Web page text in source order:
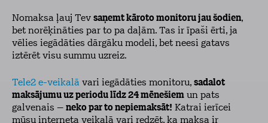
Nomaksa ļauj Tev saņemt kāroto monitoru jau šodien,
bet norēķināties par to pa daļām. Tas ir īpaši ērti, ja
vēlies iegādāties dārgāku modeli, bet neesi gatavs
iztērēt visu summu uzreiz.
Tele2 e-veikalā vari iegādāties monitoru, sadalot
maksājumu uz periodu līdz 24 mēnešiem un pats
galvenais – neko par to nepiemaksāt! Katrai ierīcei
mūsu interneta veikalā vari redzēt, ka maksa ir